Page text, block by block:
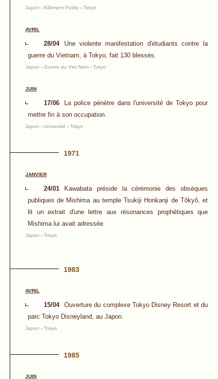
Japon - Bâtiment Public - Tokyo
AVRIL
28/04
Une violente manifestation d'étudiants contre la
guerre du Vietnam, à Tokyo, fait 130 blessés.
Japon - Guerre du Viet Nam - Tokyo
JUIN
17/06
La police pénètre dans l'université de Tokyo pour
mettre fin à son occupation.
Japon - Université - Tokyo
1971
JANVIER
24/01
Kawabata préside la cérémonie des obsèques
publiques de Mishima au temple Tsukiji Honkanji de Tôkyô, et
lit un extrait d'une lettre aux résonances prophétiques que
Mishima lui avait adressée.
Japon - Tokyo
1983
AVRIL
15/04
Ouverture du complexe Tokyo Disney Resort et du
parc Tokyo Disneyland, au Japon.
Japon - Tokyo
1985
JUIN